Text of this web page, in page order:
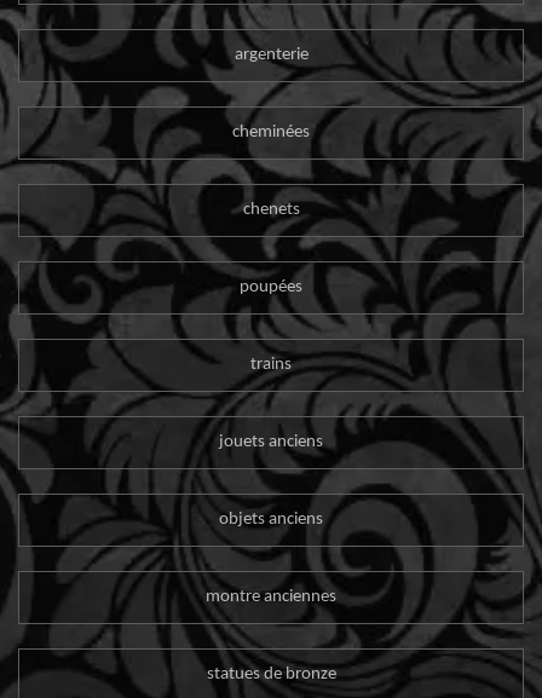
argenterie
cheminées
chenets
poupées
trains
jouets anciens
objets anciens
montre anciennes
statues de bronze